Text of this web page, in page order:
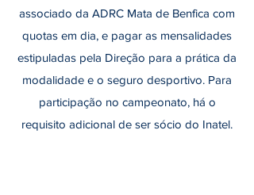
associado da ADRC Mata de Benfica com
quotas em dia, e pagar as mensalidades
estipuladas pela Direção para a prática da
modalidade e o seguro desportivo. Para
participação no campeonato, há o
requisito adicional de ser sócio do Inatel.